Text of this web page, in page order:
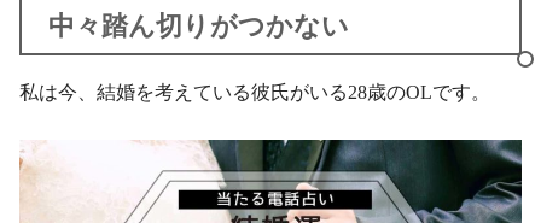
中々踏ん切りがつかない
私は今、結婚を考えている彼氏がいる28歳のOLです。